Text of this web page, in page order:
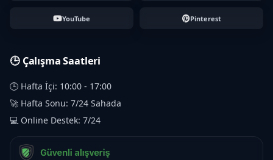
YouTube Pinterest
🕒 Çalışma Saatleri
🕒 Hafta İçi: 10:00 - 17:00
🚀 Hafta Sonu: 7/24 Sahada
💻 Online Destek: 7/24